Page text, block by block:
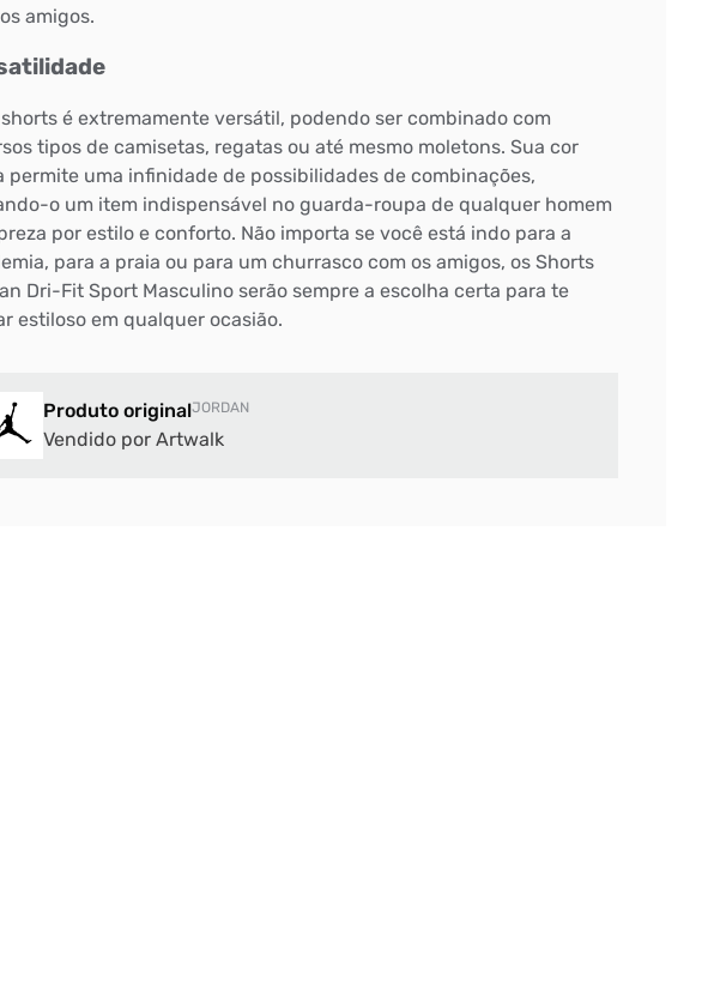
amigos.
é extremamente versátil, podendo ser combinado com
tipos de camisetas, regatas ou até mesmo moletons. Sua cor
permite uma infinidade de possibilidades de combinações,
o um item indispensável no guarda-roupa de qualquer homem
por estilo e conforto. Não importa se você está indo para a
para a praia ou para um churrasco com os amigos, os Shorts
Dri-Fit Sport Masculino serão sempre a escolha certa para te
estiloso em qualquer ocasião.
Produto originalJORDAN
Vendido por Artwalk